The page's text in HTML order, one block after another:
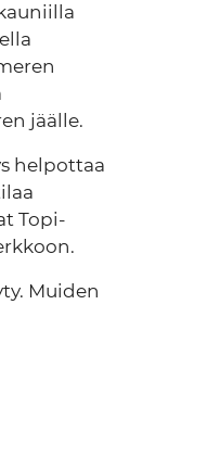
jäälle.
helpottaa
Topi-
Muiden